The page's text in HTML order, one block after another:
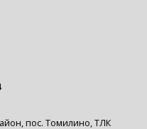
пос. Томилино, ТЛК